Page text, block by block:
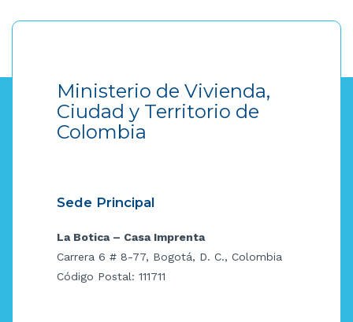
Ministerio de Vivienda,
Ciudad y Territorio de
Colombia
Sede Principal
La Botica – Casa Imprenta
Carrera 6 # 8-77, Bogotá, D. C., Colombia
Código Postal: 111711